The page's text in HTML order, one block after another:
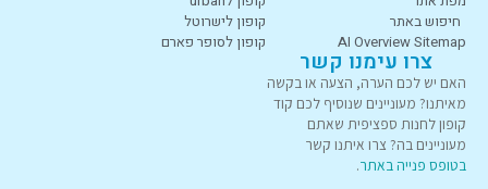
חיפוש באתר
AI Overview Sitemap
קופון לישרוטל
קופון לסופר פארם
צרו עימנו קשר
האם יש לכם הערה, הצעה או בקשה
מאיתנו? מעוניינים שנוסיף לכם קוד
קופון לחנות ספציפית שאתם
מעוניינים בה? צרו איתנו קשר
בטופס פנייה באתר.